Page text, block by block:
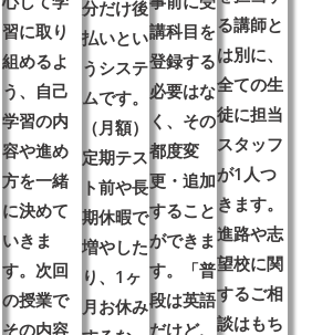
習に取り
組めるよ
う、 自己
学習の内
容や進め
方を一緒
に決めて
いきま
す。次回
の授業で
その内容
分だけ後
払いとい
うシステ
ムです。
（月額）
定期テス
ト前や長
期休暇で
増やした
り、1ヶ
月お休み
講科目を
登録する
必要はな
く、 その
都度変
更・追加
すること
ができま
す。
「普
段は英語
だけど、
る講師と
は別に、
全ての生
徒に担当
スタッフ
が1人つ
きます。
進路や志
望校に関
するご相
談はもち